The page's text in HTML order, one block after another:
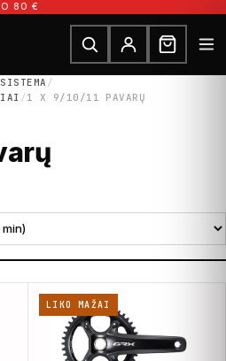
80 €
/
/1 X 9/10/11 PAVARŲ
LIKO MAŽAI